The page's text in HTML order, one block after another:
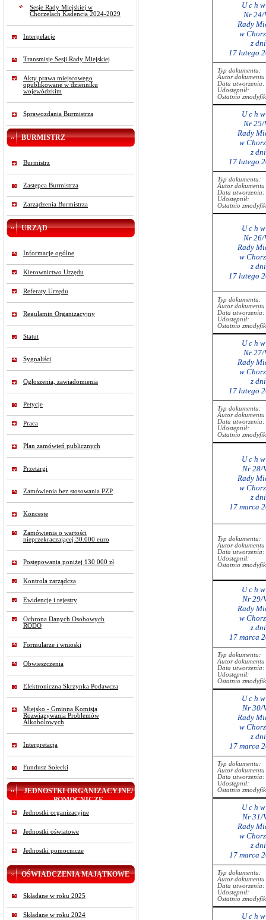
Sesje Rady Miejskiej w
Chorzelach Kadencja 2024-2029
Interpelacje
Transmisje Sesji Rady Miejskiej
Akty prawa miejscowego
opublikowane w dzienniku
wojewódzkim
Sprawozdania Burmistrza
BURMISTRZ
Burmistrz
Zastępca Burmistrza
Zarządzenia Burmistrza
URZĄD
Informacje ogólne
Kierownictwo Urzędu
Referaty Urzędu
Regulamin Organizacyjny
Statut
Sygnaliści
Ogłoszenia, zawiadomienia
Petycje
Praca
Plan zamówień publicznych
Przetargi
Zamówienia bez stosowania PZP
Koncesje
Zamówienia o wartości
nieprzekraczającej 30.000 euro
Postępowania poniżej 130 000 zł
Kontrola zarządcza
Ewidencje i rejestry
Ochrona Danych Osobowych
RODO
Formularze i wnioski
Obwieszczenia
Elektroniczna Skrzynka Podawcza
Miejsko - Gminna Komisja
Rozwiązywania Problemów
Alkoholowych
Interpretacja
Fundusz Sołecki
JEDNOSTKI ORGANIZACYJNE/
POMOCNICZE
Jednostki organizacyjne
Jednostki oświatowe
Jednostki pomocnicze
OŚWIADCZENIA MAJĄTKOWE
Składane w roku 2025
Składane w roku 2024
U c h
Nr 24/
Rady
w
z
17 lutego
Typ dokumentu:
Autor
Data utworzenia:
Udostępnił:
Ostatnio
U c h
Nr 25/
Rady
w
z
17 lutego
Typ dokumentu:
Autor
Data utworzenia:
Udostępnił:
Ostatnio
U c h
Nr 26/
Rady
w
z
17 lutego
Typ dokumentu:
Autor
Data utworzenia:
Udostępnił:
Ostatnio
U c h
Nr 27/
Rady
w
z
17 lutego
Typ dokumentu:
Autor
Data utworzenia:
Udostępnił:
Ostatnio
U c h
Nr 28/
Rady
w
z
17 marca
Typ dokumentu:
Autor
Data utworzenia:
Udostępnił:
Ostatnio
U c h
Nr 29/
Rady
w
z
17 marca
Typ dokumentu:
Autor
Data utworzenia:
Udostępnił:
Ostatnio
U c h
Nr 30/
Rady
w
z
17 marca
Typ dokumentu:
Autor
Data utworzenia:
Udostępnił:
Ostatnio
U c h
Nr 31/
Rady
w
z
17 marca
Typ dokumentu:
Autor
Data utworzenia:
Udostępnił:
Ostatnio
U c h